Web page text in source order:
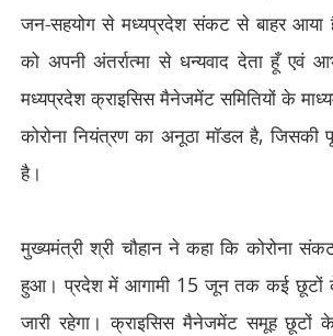
जन-सहयोग से मध्यप्रदेश संकट से बाहर आया
को अपनी अंतर्रात्मा से धन्यवाद देता हूँ एवं
मध्यप्रदेश क्राइसिस मैनेजमेंट समितियों के
कोरोना नियंत्रण का अनूठा मॉडल है,जिसकी
है।
मुख्यमंत्री श्री चौहान ने कहा कि कोरोना
हुआ। प्रदेश में आगामी 15 जून तक कई छूटों के
जारी रहेगा। क्राइसिस मैनेजमेंट समूह छूटों